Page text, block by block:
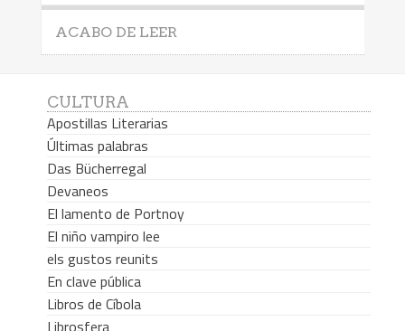
ACABO DE LEER
CULTURA
Apostillas Literarias
Últimas palabras
Das Bücherregal
Devaneos
El lamento de Portnoy
El niño vampiro lee
els gustos reunits
En clave pública
Libros de Cíbola
Librosfera